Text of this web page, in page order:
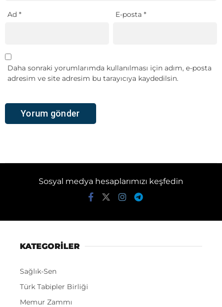
Ad * E-posta*
Daha sonraki yorumlarımda kullanılması için adım, e-posta
adresim ve site adresim bu tarayıcıya kaydedilsin.
Sosyal medya hesaplarımızı keşfedin
KATEGORİLER
Sağlık-Sen
Türk Tabipler Birliği
Memur Zammı